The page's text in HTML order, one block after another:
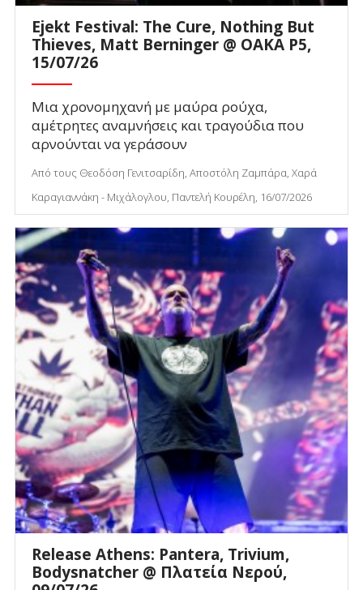
Ejekt Festival: The Cure, Nothing But
Thieves, Matt Berninger @ ΟΑΚΑ P5,
15/07/26
Μια χρονομηχανή με μαύρα ρούχα,
αμέτρητες αναμνήσεις και τραγούδια που
αρνούνται να γεράσουν
Από τους Θεοδόση Γενιτσαρίδη, Αποστόλη Ζαμπάρα, Χαρά
Καραγιαννάκη - Μιχάλογλου, Παντελή Κουρέλη, 16/07/2026
Release Athens: Pantera, Trivium,
Bodysnatcher @ Πλατεία Νερού,